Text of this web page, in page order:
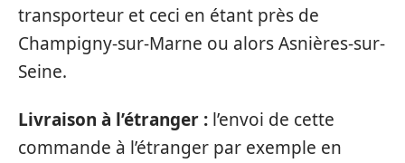
transporteur et ceci en étant près de
Champigny-sur-Marne ou alors Asnières-sur-
Seine.
Livraison à l’étranger : l’envoi de cette
commande à l’étranger par exemple en